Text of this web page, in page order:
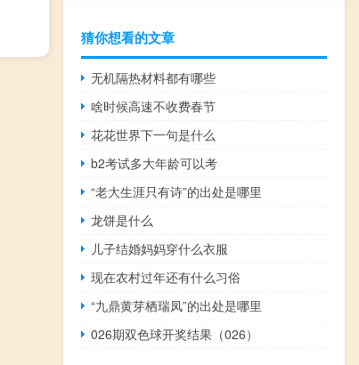
猜你想看的文章
无机隔热材料都有哪些
啥时候高速不收费春节
花花世界下一句是什么
b2考试多大年龄可以考
“老大生涯只有诗”的出处是哪里
龙饼是什么
儿子结婚妈妈穿什么衣服
现在农村过年还有什么习俗
“九鼎黄芽栖瑞凤”的出处是哪里
026期双色球开奖结果（026）